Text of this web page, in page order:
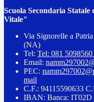
Scuola Secondaria
Vitale"
Via Signorelle a
(NA)
Tel: Tel: 081
Email:
PEC:
mail
C.F.: 94115590633
IBAN: Banca: IT02D